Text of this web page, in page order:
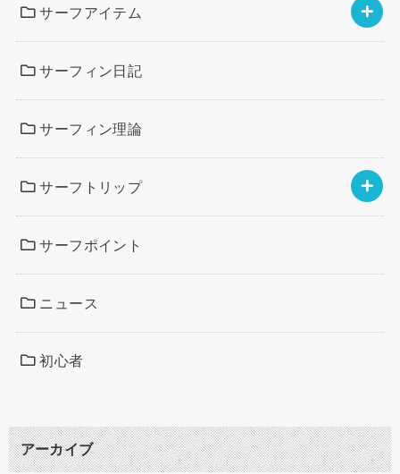
サーフアイテム
サーフィン日記
サーフィン理論
サーフトリップ
サーフポイント
ニュース
初心者
アーカイブ